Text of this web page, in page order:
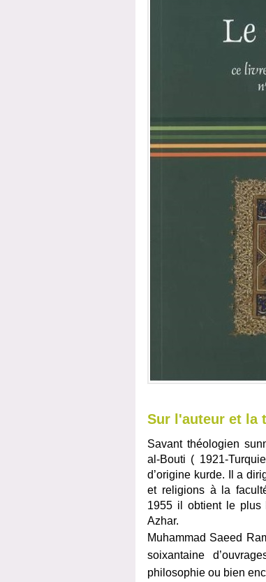
Sur l'auteur et la
Savant théologien
al-Bouti ( 1921-
d’origine kurde. Il a
et religions à la
1955 il obtient le plus
Azhar.
Muhammad Saeed
soixantaine
philosophie ou bien